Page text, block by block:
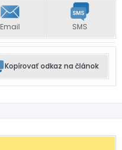
Email
SMS
Kopírovať odkaz na článok